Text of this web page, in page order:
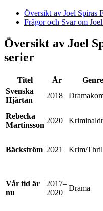
Översikt av Joel Spiras
Frågor och Svar om
Översikt av Joel
serier
Titel År Genre
Svenska
Hjärtan
2018
Rebecka
Martinsson
2020
Bäckström 2021 Krim/
Vår tid är
nu
2017–
2020
Drama